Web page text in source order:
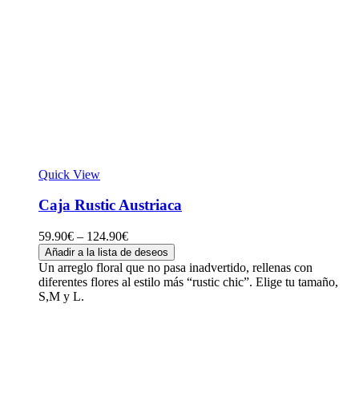
Quick View
Caja Rustic Austriaca
59.90€ – 124.90€
Añadir a la lista de deseos
Un arreglo floral que no pasa inadvertido, rellenas con
diferentes flores al estilo más “rustic chic”. Elige tu tamaño,
S,M y L.